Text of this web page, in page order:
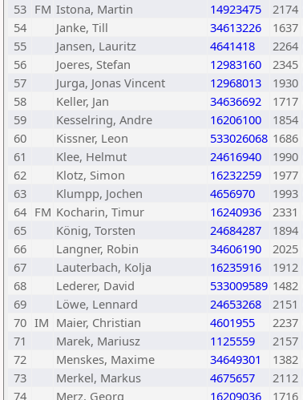
53 FM Istona, Martin 14923475 2174
54
Janke, Till 34613226 1637
55
Jansen, Lauritz 4641418 2264
56
Joeres, Stefan 12983160 2345
57
Jurga, Jonas Vincent 12968013 1930
58
Keller, Jan 34636692 1717
59
Kesselring, Andre 16206100 1854
60
Kissner, Leon 533026068 1686
61
Klee, Helmut 24616940 1990
62
Klotz, Simon 16232259 1977
63
Klumpp, Jochen 4656970 1993
64 FM Kocharin, Timur 16240936 2331
65
König, Torsten 24684287 1894
66
Langner, Robin 34606190 2025
67
Lauterbach, Kolja 16235916 1912
68
Lederer, David 533009589 1482
69
Löwe, Lennard 24653268 2151
70 IM Maier, Christian 4601955 2237
71
Marek, Mariusz 1125559 2157
72
Menskes, Maxime 34649301 1382
73
Merkel, Markus 4675657 2112
74
Merz, Georg 16209036 1716